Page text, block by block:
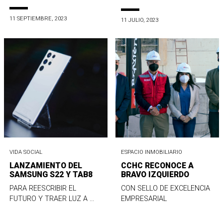
11 SEPTIEMBRE, 2023 11 JULIO, 2023
VIDA SOCIAL
LANZAMIENTO DEL
SAMSUNG S22 Y TAB8
PARA REESCRIBIR EL
FUTURO Y TRAER LUZ A ...
ESPACIO INMOBILIARIO
CCHC RECONOCE A
BRAVO IZQUIERDO
CON SELLO DE EXCELENCIA
EMPRESARIAL